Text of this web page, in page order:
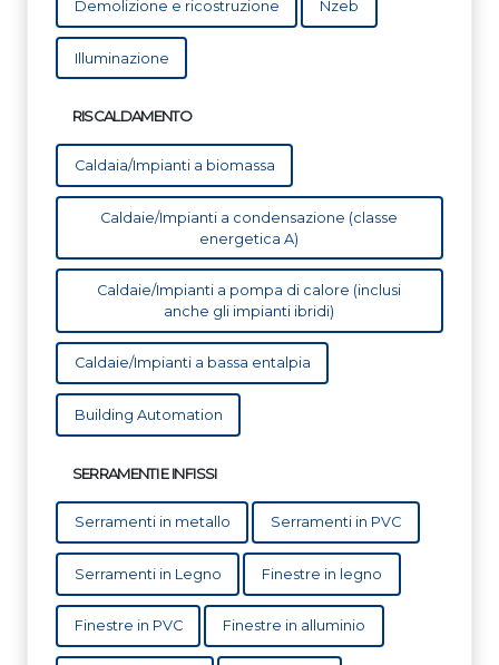
Demolizione e ricostruzione Nzeb
Illuminazione
RISCALDAMENTO
Caldaia/Impianti a biomassa
Caldaie/Impianti a condensazione (classe
energetica A)
Caldaie/Impianti a pompa di calore (inclusi
anche gli impianti ibridi)
Caldaie/Impianti a bassa entalpia
Building Automation
SERRAMENTI E INFISSI
Serramenti in metallo Serramenti in PVC
Serramenti in Legno Finestre in legno
Finestre in PVC Finestre in alluminio